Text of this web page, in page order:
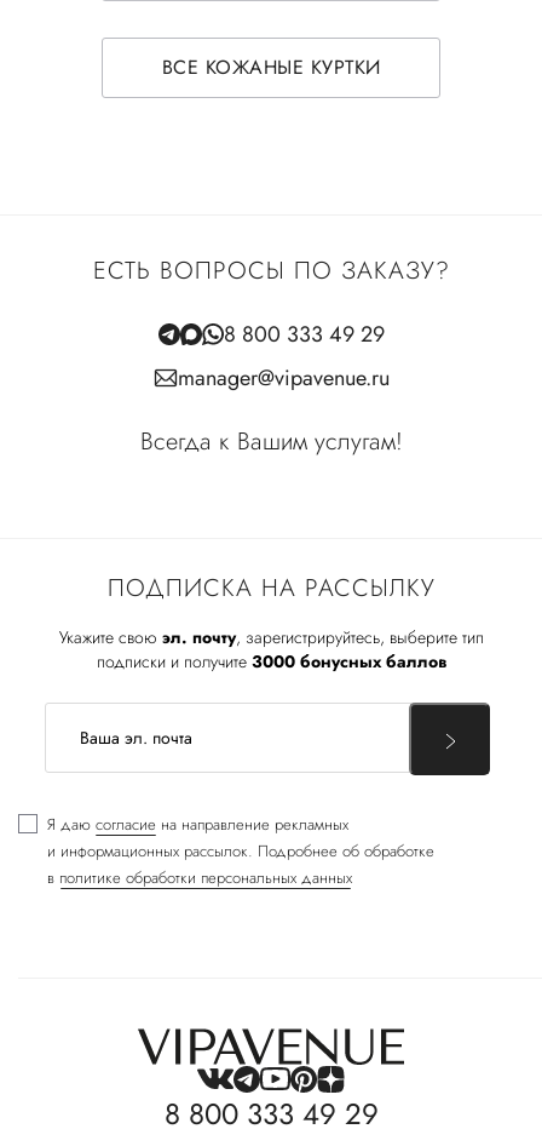
ВСЕ КОЖАНЫЕ КУРТКИ
ПОДПИСКА НА РАССЫЛКУ
Укажите свою эл. почту, зарегистрируйтесь, выберите тип
подписки и получите 3000 бонусных баллов
Я даю согласие на направление рекламных
и информационных рассылок. Подробнее об обработке
в политике обработки персональных данных
ЕСТЬ ВОПРОСЫ ПО ЗАКАЗУ?
8 800 333 49 29
manager@vipavenue.ru
Всегда к Вашим услугам!
8 800 333 49 29